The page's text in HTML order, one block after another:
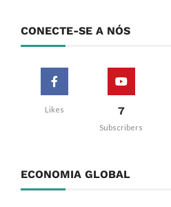
CONECTE-SE A NÓS
Likes 7
Subscribers
ECONOMIA GLOBAL